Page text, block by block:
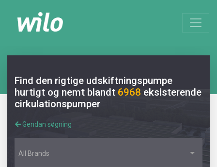
Find den rigtige udskiftningspumpe
hurtigt og nemt blandt 6968 eksisterende
cirkulationspumper
Gendan søgning
All Brands